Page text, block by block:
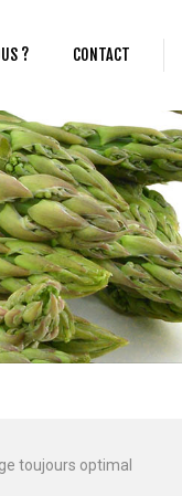
? CONTACT
toujours optimal